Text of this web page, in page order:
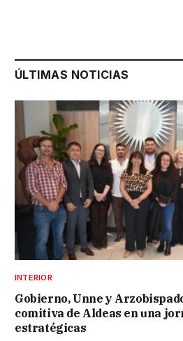
ÚLTIMAS NOTICIAS
INTERIOR
Gobierno, Unne y
comitiva de Aldeas en una
estratégicas